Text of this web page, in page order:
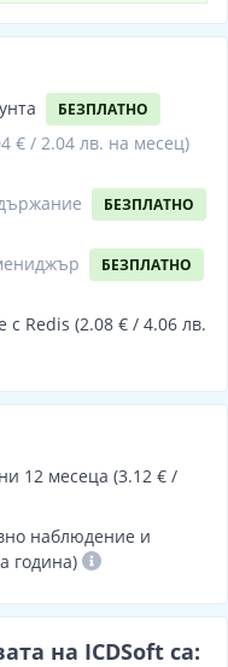
БЕЗПЛАТНО
€ / 2.04 лв. на месец)
БЕЗПЛАТНО
БЕЗПЛАТНО
с Redis (2.08 € / 4.06 лв.
12 месеца (3.12 € /
наблюдение и
година)
на ICDSoft са: